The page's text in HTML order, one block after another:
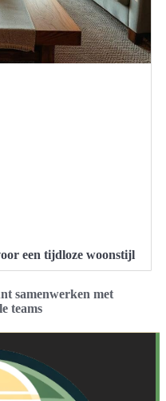
een tijdloze woonstijl
samenwerken met
teams